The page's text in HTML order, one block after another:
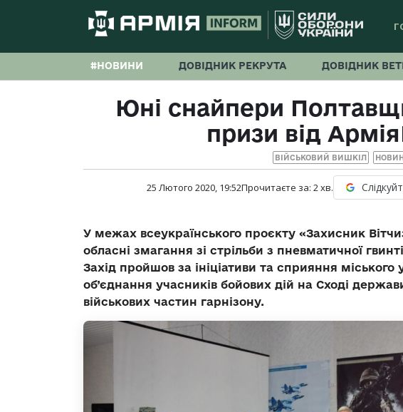
#НОВИНИ ДОВІДНИК РЕКРУТА ДОВІДНИК
Юні снайпери
призи від
ВІЙСЬКОВИЙ ВИШКІЛ
25 Лютого 2020, 19:52Прочитаєте за: 2хв.
У межах всеукраїнського проєкту «Захисник
обласні змагання зі стрільби з пневматичної
Захід пройшов за ініціативи та сприяння міського
об’єднання учасників бойових дій на Сході
військових частин гарнізону.